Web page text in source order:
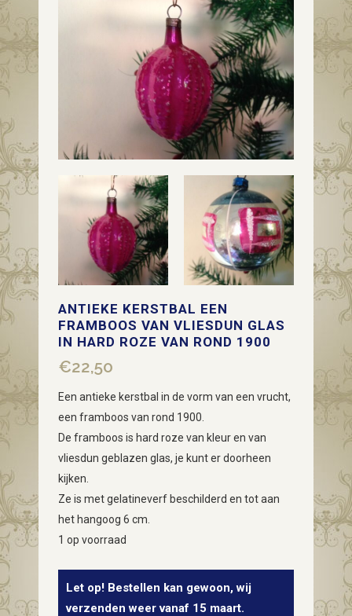
ANTIEKE KERSTBAL EEN
FRAMBOOS VAN VLIESDUN GLAS
IN HARD ROZE VAN ROND 1900
€22,50
Een antieke kerstbal in de vorm van een vrucht,
een framboos van rond 1900.
De framboos is hard roze van kleur en van
vliesdun geblazen glas, je kunt er doorheen
kijken.
Ze is met gelatineverf beschilderd en tot aan
het hangoog 6 cm.
1 op voorraad
Let op! Bestellen kan gewoon, wij
verzenden weer vanaf 15 maart.